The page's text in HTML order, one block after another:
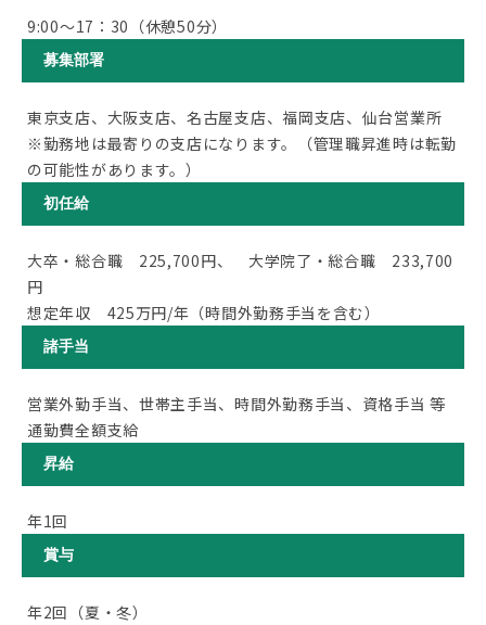
9:00～17：30（休憩50分）
募集部署
東京支店、大阪支店、名古屋支店、福岡支店、仙台営業所
※勤務地は最寄りの支店になります。（管理職昇進時は転勤
の可能性があります。）
初任給
大卒・総合職 225,700円、 大学院了・総合職 233,700
円
想定年収 425万円/年（時間外勤務手当を含む）
諸手当
営業外勤手当、世帯主手当、時間外勤務手当、資格手当 等
通勤費全額支給
昇給
年1回
賞与
年2回（夏・冬）